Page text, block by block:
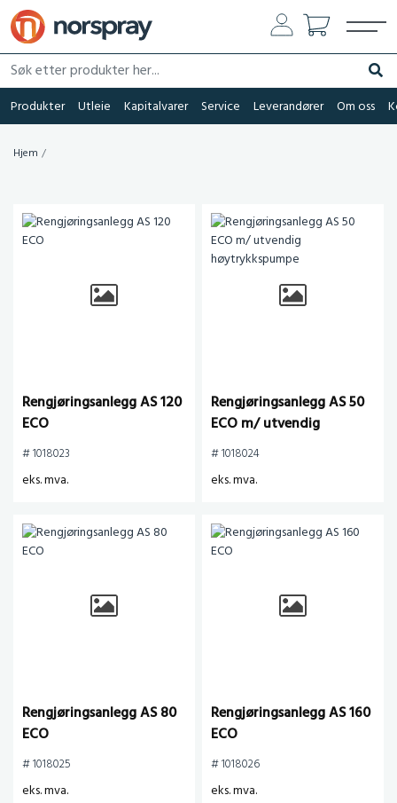
Søk etter produkter her...
Søk
Produkter Utleie Kapitalvarer Service Leverandører Om oss
Hjem
Rengjøringsanlegg AS 120
ECO
# 1018023
eks. mva.
Rengjøringsanlegg AS 50
ECO m/ utvendig
høytrykkspumpe
# 1018024
eks. mva.
Rengjøringsanlegg AS 80
ECO
# 1018025
eks. mva.
Rengjøringsanlegg AS 160
ECO
# 1018026
eks. mva.